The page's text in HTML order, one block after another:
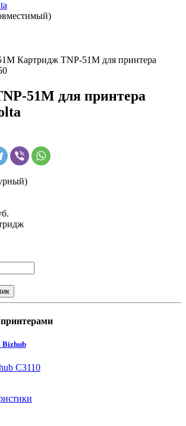
Картридж TNP-51M для принтера
51M для принтера
Bizhub
C3110